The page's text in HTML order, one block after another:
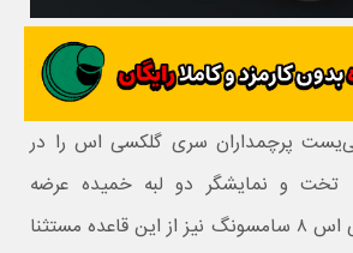
پرچمداران سری گلکسی اس را در
و نمایشگر دو لبه خمیده عرضه
می‌کند. گوشی گلکسی اس ۸ سامسونگ نیز از این قاعده مستثنا